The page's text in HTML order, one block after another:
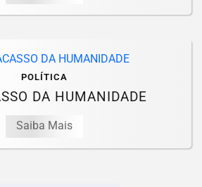
POLÍTICA
DA HUMANIDADE
Saiba Mais